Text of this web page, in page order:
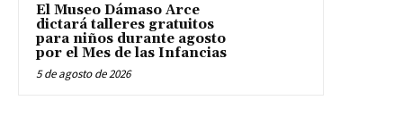
El Museo Dámaso Arce
dictará talleres gratuitos
para niños durante agosto
por el Mes de las Infancias
5 de agosto de 2026